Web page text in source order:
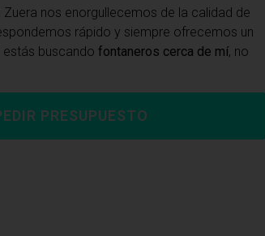
Zuera nos enorgullecemos de la calidad de
rápido y siempre ofrecemos un
estás buscando fontaneros cerca de mí, no
PRESUPUESTO